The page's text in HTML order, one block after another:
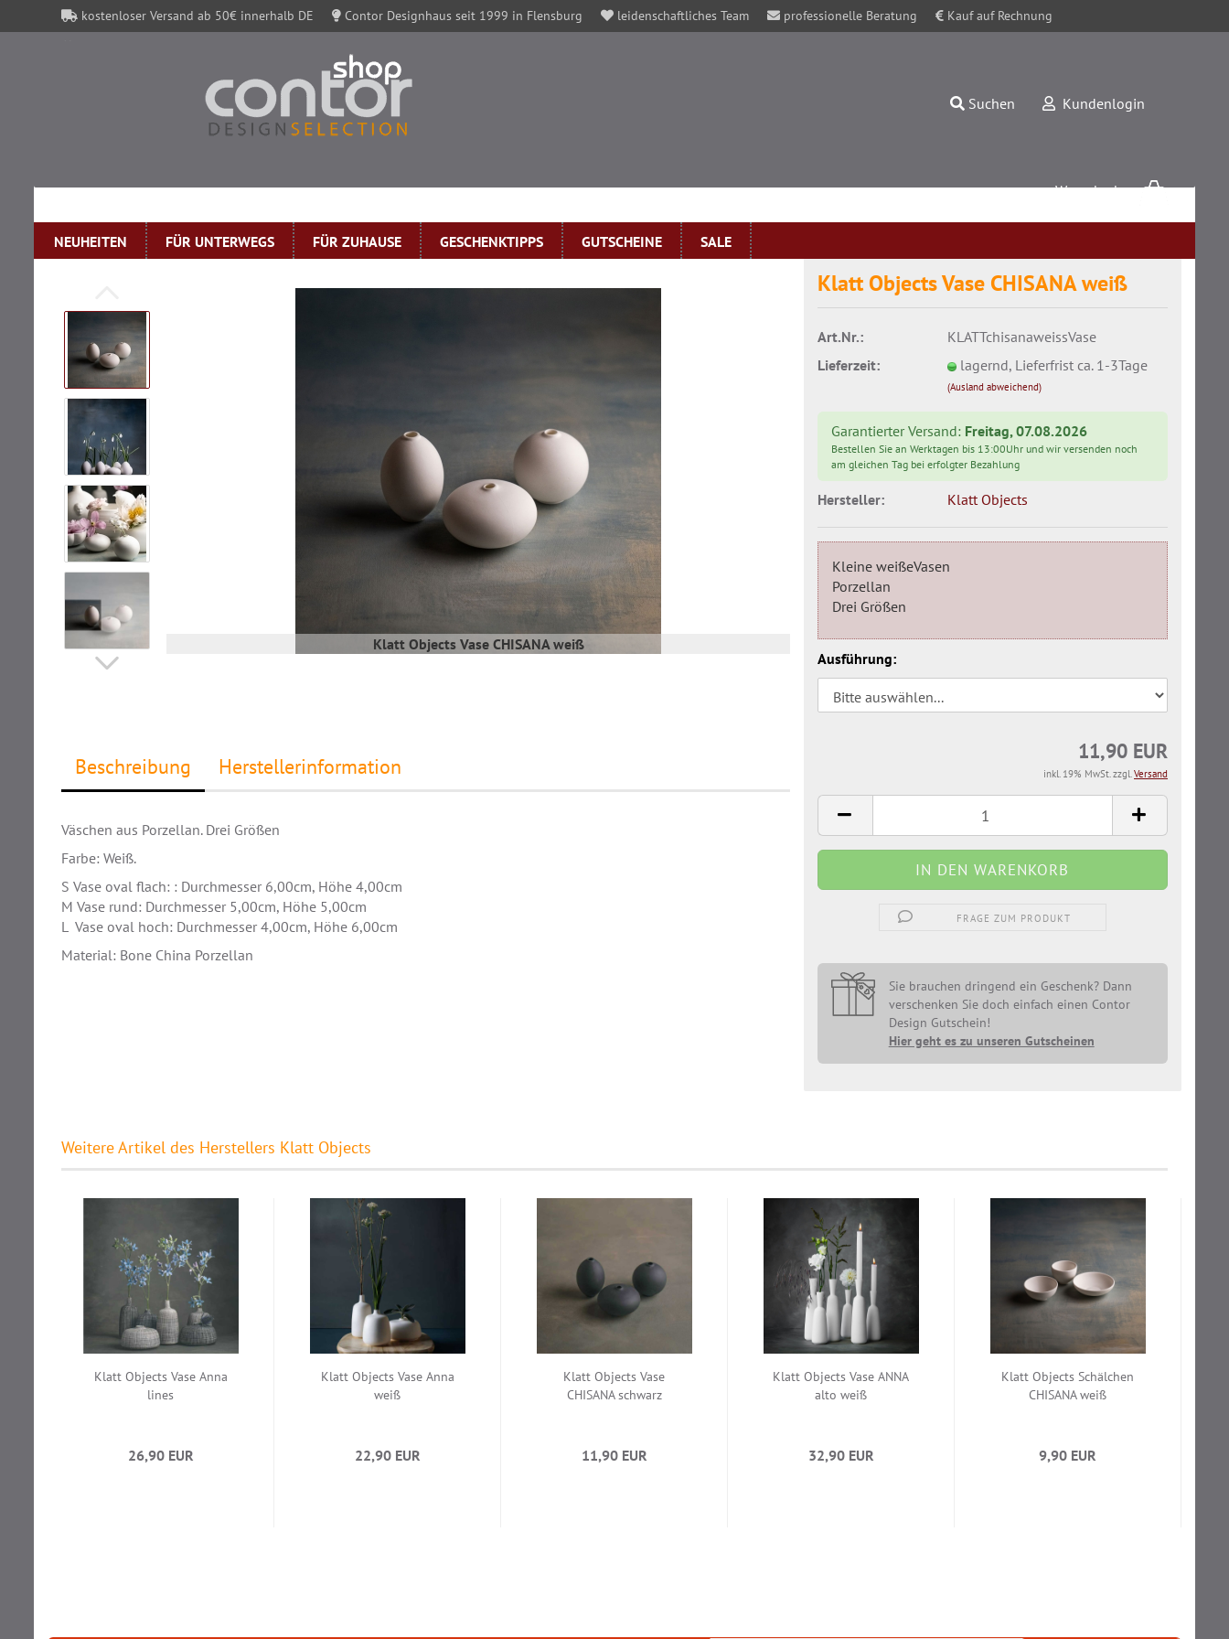
kostenloser Versand ab 50€ innerhalb DE Contor Designhaus seit 1999 in Flensburg leidenschaftliches Team professionelle Beratung
Kauf auf Rechnung
Suchen Kundenlogin
Konto erstellen
Passwort vergessen?
Warenkorb
NEUHEITEN FÜR UNTERWEGS FÜR ZUHAUSE GESCHENKTIPPS GUTSCHEINE SALE
» Klatt Objects Vase CHISANA weiß
Klatt Objects Vase CHISANA weiß
Klatt Objects Vase CHISANA weiß
Art.Nr.:
KLATTchisanaweissVase
Lieferzeit:
lagernd, Lieferfrist ca. 1-3Tage
(Ausland abweichend)
Garantierter Versand: Freitag, 07.08.2026
Bestellen Sie an Werktagen bis 13:00Uhr und wir versenden noch
am gleichen Tag bei erfolgter Bezahlung
Hersteller: Klatt Objects
Kleine weißeVasen
Porzellan
Drei Größen
Ausführung:
11,90 EUR
inkl. 19% MwSt. zzgl.Versand
FRAGE ZUM PRODUKT
Sie brauchen dringend ein Geschenk? Dann
verschenken Sie doch einfach einen Contor
Design Gutschein!
Hier geht es zu unseren Gutscheinen
Beschreibung Herstellerinformation
Väschen aus Porzellan. Drei Größen
Farbe: Weiß.
S Vase oval flach: : Durchmesser 6,00cm, Höhe 4,00cm
M Vase rund: Durchmesser 5,00cm, Höhe 5,00cm
L Vase oval hoch: Durchmesser 4,00cm, Höhe 6,00cm
Material: Bone China Porzellan
Weitere Artikel des Herstellers Klatt Objects
Klatt Objects Vase Anna
lines
26,90 EUR
Klatt Objects Vase Anna
weiß
22,90 EUR
Klatt Objects Vase
CHISANA schwarz
11,90 EUR
Klatt Objects Vase ANNA
alto weiß
32,90 EUR
Klatt Objects Schälchen
CHISANA weiß
9,90 EUR